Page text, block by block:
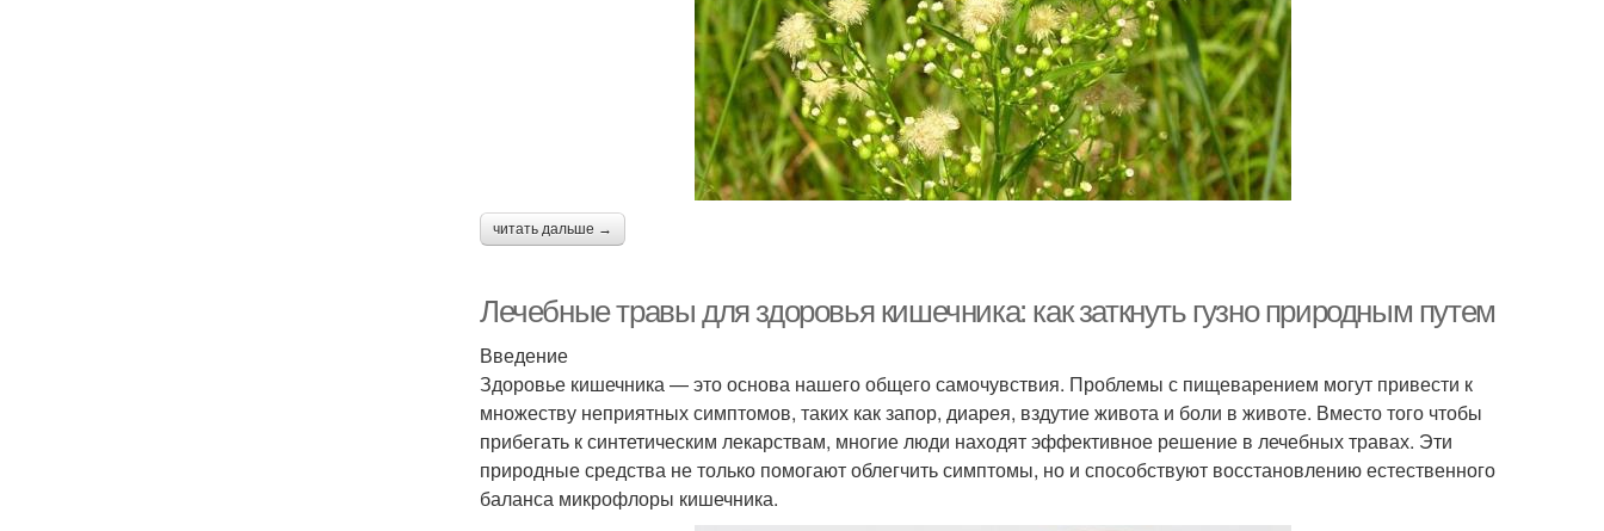
читать дальше →
Лечебные травы для здоровья кишечника: как заткнуть гузно природным путем
Введение
Здоровье кишечника — это основа нашего общего самочувствия. Проблемы с пищеварением могут привести к
множеству неприятных симптомов, таких как запор, диарея, вздутие живота и боли в животе. Вместо того чтобы
прибегать к синтетическим лекарствам, многие люди находят эффективное решение в лечебных травах. Эти
природные средства не только помогают облегчить симптомы, но и способствуют восстановлению естественного
баланса микрофлоры кишечника.